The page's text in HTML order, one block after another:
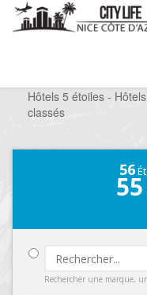
Hôtels 5 étoiles -
classés
56
55
Rechercher une marque,